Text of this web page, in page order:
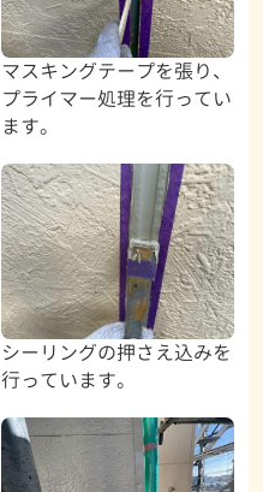
マスキングテープを張り、
プライマー処理を行ってい
ます。
シーリングの押さえ込みを
行っています。